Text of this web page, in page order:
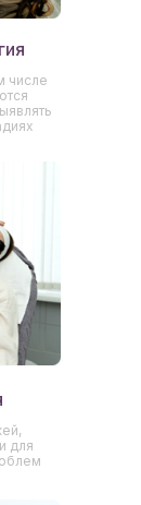
для
числе